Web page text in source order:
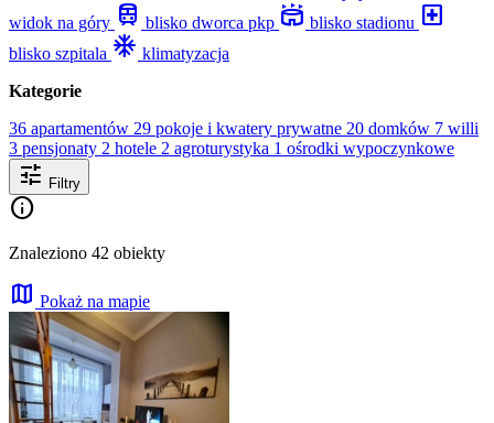
widok na góry train blisko dworca pkp stadium blisko stadionu local_hospital
blisko szpitala mode_cool klimatyzacja
Kategorie
36 apartamentów 29 pokoje i kwatery prywatne 20 domków 7 willi
3 pensjonaty 2 hotele 2 agroturystyka 1 ośrodki wypoczynkowe
tune Filtry
info
Znaleziono 42 obiekty
map Pokaż na mapie